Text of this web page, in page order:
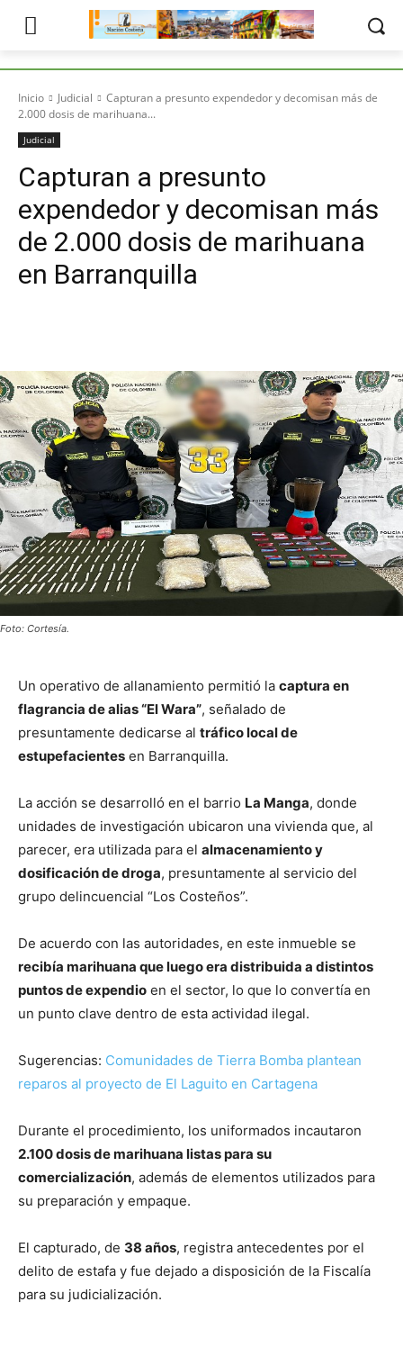
Inicio Judicial
Capturan a presunto expendedor y decomisan más de
2.000 dosis de marihuana...
Judicial
Capturan a presunto
expendedor y decomisan más
de 2.000 dosis de marihuana
en Barranquilla
Foto: Cortesía.
Un operativo de allanamiento permitió la captura en
flagrancia de alias “El Wara”, señalado de
presuntamente dedicarse al tráfico local de
estupefacientes en Barranquilla.
La acción se desarrolló en el barrio La Manga, donde
unidades de investigación ubicaron una vivienda que, al
parecer, era utilizada para el almacenamiento y
dosificación de droga, presuntamente al servicio del
grupo delincuencial “Los Costeños”.
De acuerdo con las autoridades, en este inmueble se
recibía marihuana que luego era distribuida a distintos
puntos de expendio en el sector, lo que lo convertía en
un punto clave dentro de esta actividad ilegal.
Sugerencias: Comunidades de Tierra Bomba plantean
reparos al proyecto de El Laguito en Cartagena
Durante el procedimiento, los uniformados incautaron
2.100 dosis de marihuana listas para su
comercialización, además de elementos utilizados para
su preparación y empaque.
El capturado, de 38 años, registra antecedentes por el
delito de estafa y fue dejado a disposición de la Fiscalía
para su judicialización.